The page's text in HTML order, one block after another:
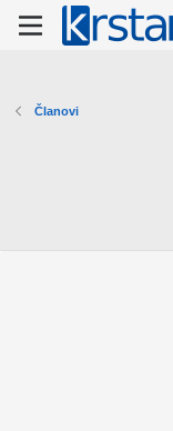
Članovi